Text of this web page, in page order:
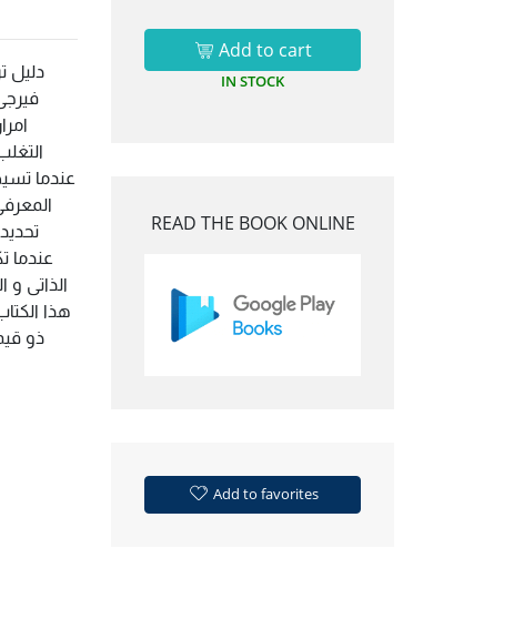
دليل
عندما
عندما
الذاتى
هذا
ذو
Add to cart
IN STOCK
READ THE BOOK ONLINE
Add to favorites